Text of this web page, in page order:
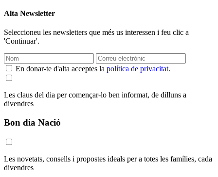
Alta Newsletter
Seleccioneu les newsletters que més us interessen i feu clic a
'Continuar'.
En donar-te d'alta acceptes la política de privacitat.
Les claus del dia per començar-lo ben informat, de dilluns a
divendres
Bon dia Nació
Les novetats, consells i propostes ideals per a totes les famílies, cada
divendres